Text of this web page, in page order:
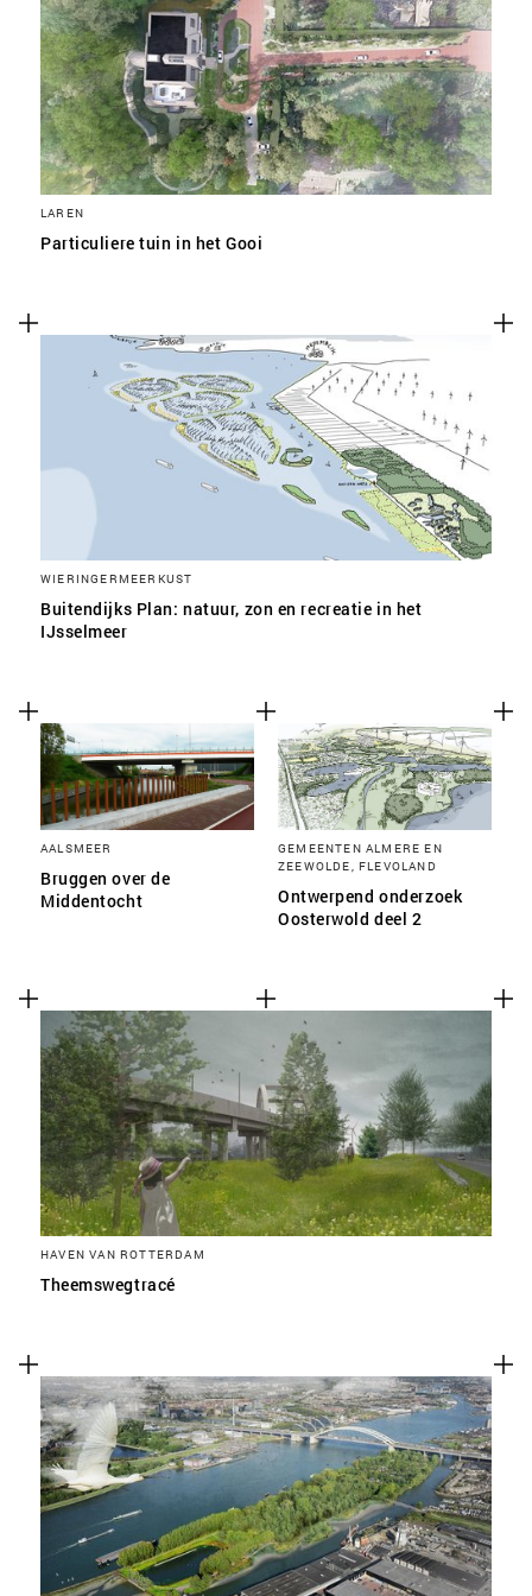
LAREN
Particuliere tuin in het Gooi
WIERINGERMEERKUST
Buitendijks Plan: natuur, zon en recreatie in het
IJsselmeer
AALSMEER
Bruggen over de
Middentocht
GEMEENTEN ALMERE EN
ZEEWOLDE, FLEVOLAND
Ontwerpend onderzoek
Oosterwold deel 2
HAVEN VAN ROTTERDAM
Theemswegtracé
SLA VOORKEUREN OP